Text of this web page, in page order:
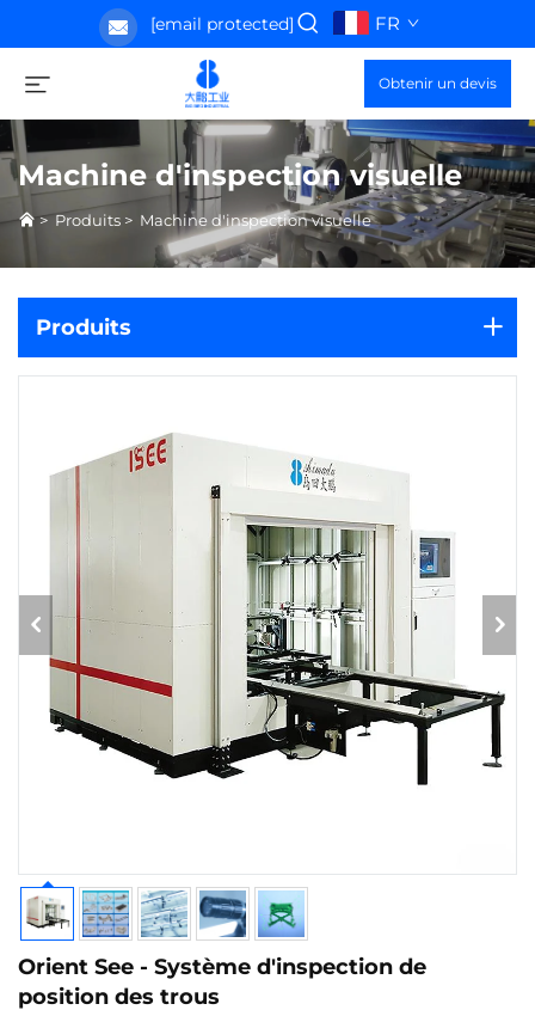
[email protected] FR
Obtenir un devis
Machine d'inspection visuelle
> Produits > Machine d'inspection visuelle
Produits
Orient See - Système d'inspection de
position des trous